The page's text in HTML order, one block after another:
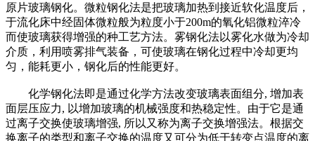
原片玻璃钢化。微粒钢化法是把玻璃加热到接近软化温度后，
于流化床中经固体微粒般为粒度小于200m的氧化铝微粒淬冷
而使玻璃获得增强的种工艺方法。雾钢化法以雾化水做为冷却
介质，利用喷雾排气装备，可使玻璃在钢化过程中冷却更均
匀，能耗更小，钢化后的性能更好。
化学钢化法即是通过化学方法改变玻璃表面组分, 增加表
面层压应力, 以增加玻璃的机械强度和热稳定性。由于它是通
过离子交换使玻璃增强, 所以又称为离子交换增强法。根据交
换离子的类型和离子交换的温度又可分为低于转变点温度的离